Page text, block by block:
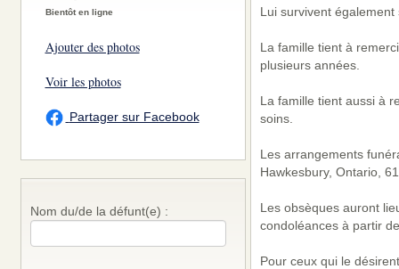
Bientôt en ligne
Ajouter des photos
Voir les photos
Partager sur Facebook
Nom du/de la défunt(e) :
Lui survivent
La famille tient à
plusieurs années.
La famille tient aussi à
soins.
Les arrangements
Hawkesbury, Ontario,
Les obsèques auront
condoléances à partir
Pour ceux qui le